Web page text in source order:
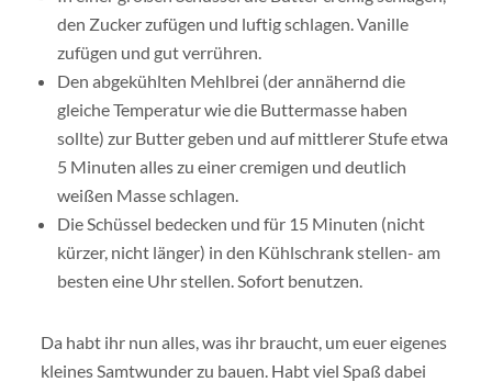
den Zucker zufügen und luftig schlagen. Vanille
zufügen und gut verrühren.
Den abgekühlten Mehlbrei (der annähernd die
gleiche Temperatur wie die Buttermasse haben
sollte) zur Butter geben und auf mittlerer Stufe etwa
5 Minuten alles zu einer cremigen und deutlich
weißen Masse schlagen.
Die Schüssel bedecken und für 15 Minuten (nicht
kürzer, nicht länger) in den Kühlschrank stellen- am
besten eine Uhr stellen. Sofort benutzen.
Da habt ihr nun alles, was ihr braucht, um euer eigenes
kleines Samtwunder zu bauen. Habt viel Spaß dabei